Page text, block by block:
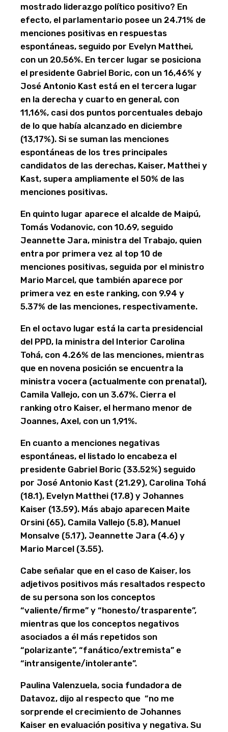
mostrado liderazgo político positivo? En
efecto, el parlamentario posee un 24.71% de
menciones positivas en respuestas
espontáneas, seguido por Evelyn Matthei,
con un 20.56%. En tercer lugar se posiciona
el presidente Gabriel Boric, con un 16,46% y
José Antonio Kast está en el tercera lugar
en la derecha y cuarto en general, con
11,16%, casi dos puntos porcentuales debajo
de lo que había alcanzado en diciembre
(13,17%). Si se suman las menciones
espontáneas de los tres principales
candidatos de las derechas, Kaiser, Matthei y
Kast, supera ampliamente el 50% de las
menciones positivas.
En quinto lugar aparece el alcalde de Maipú,
Tomás Vodanovic, con 10.69, seguido
Jeannette Jara, ministra del Trabajo, quien
entra por primera vez al top 10 de
menciones positivas, seguida por el ministro
Mario Marcel, que también aparece por
primera vez en este ranking, con 9.94 y
5.37% de las menciones, respectivamente.
En el octavo lugar está la carta presidencial
del PPD, la ministra del Interior Carolina
Tohá, con 4.26% de las menciones, mientras
que en novena posición se encuentra la
ministra vocera (actualmente con prenatal),
Camila Vallejo, con un 3.67%. Cierra el
ranking otro Kaiser, el hermano menor de
Joannes, Axel, con un 1,91%.
En cuanto a menciones negativas
espontáneas, el listado lo encabeza el
presidente Gabriel Boric (33.52%) seguido
por José Antonio Kast (21.29), Carolina Tohá
(18.1), Evelyn Matthei (17.8) y Johannes
Kaiser (13.59). Más abajo aparecen Maite
Orsini (65), Camila Vallejo (5.8), Manuel
Monsalve (5.17), Jeannette Jara (4.6) y
Mario Marcel (3.55).
Cabe señalar que en el caso de Kaiser, los
adjetivos positivos más resaltados respecto
de su persona son los conceptos
“valiente/firme” y “honesto/trasparente”,
mientras que los conceptos negativos
asociados a él más repetidos son
“polarizante”, “fanático/extremista” e
“intransigente/intolerante”.
Paulina Valenzuela, socia fundadora de
Datavoz, dijo al respecto que “no me
sorprende el crecimiento de Johannes
Kaiser en evaluación positiva y negativa. Su